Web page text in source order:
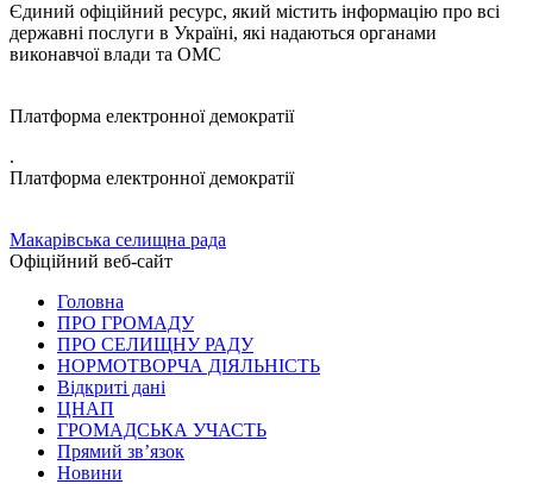
Єдиний офіційний ресурс, який містить інформацію про всі
державні послуги в Україні, які надаються органами
виконавчої влади та ОМС
Платформа електронної демократії
.
Платформа електронної демократії
Макарівська селищна рада
Офіційний веб-сайт
Головна
ПРО ГРОМАДУ
ПРО СЕЛИЩНУ РАДУ
НОРМОТВОРЧА ДІЯЛЬНІСТЬ
Відкриті дані
ЦНАП
ГРОМАДСЬКА УЧАСТЬ
Прямий зв’язок
Новини